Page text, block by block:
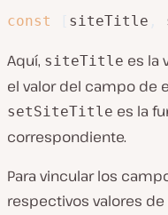
const siteTitle
Aquí, siteTitle es la
el valor del campo de
setSiteTitle es la
correspondiente.
Para vincular los
respectivos valores